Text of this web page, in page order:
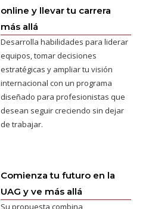
online y llevar tu carrera
más allá
Desarrolla habilidades para liderar
equipos, tomar decisiones
estratégicas y ampliar tu visión
internacional con un programa
diseñado para profesionistas que
desean seguir creciendo sin dejar
de trabajar.
Comienza tu futuro en la
UAG y ve más allá
Su propuesta combina